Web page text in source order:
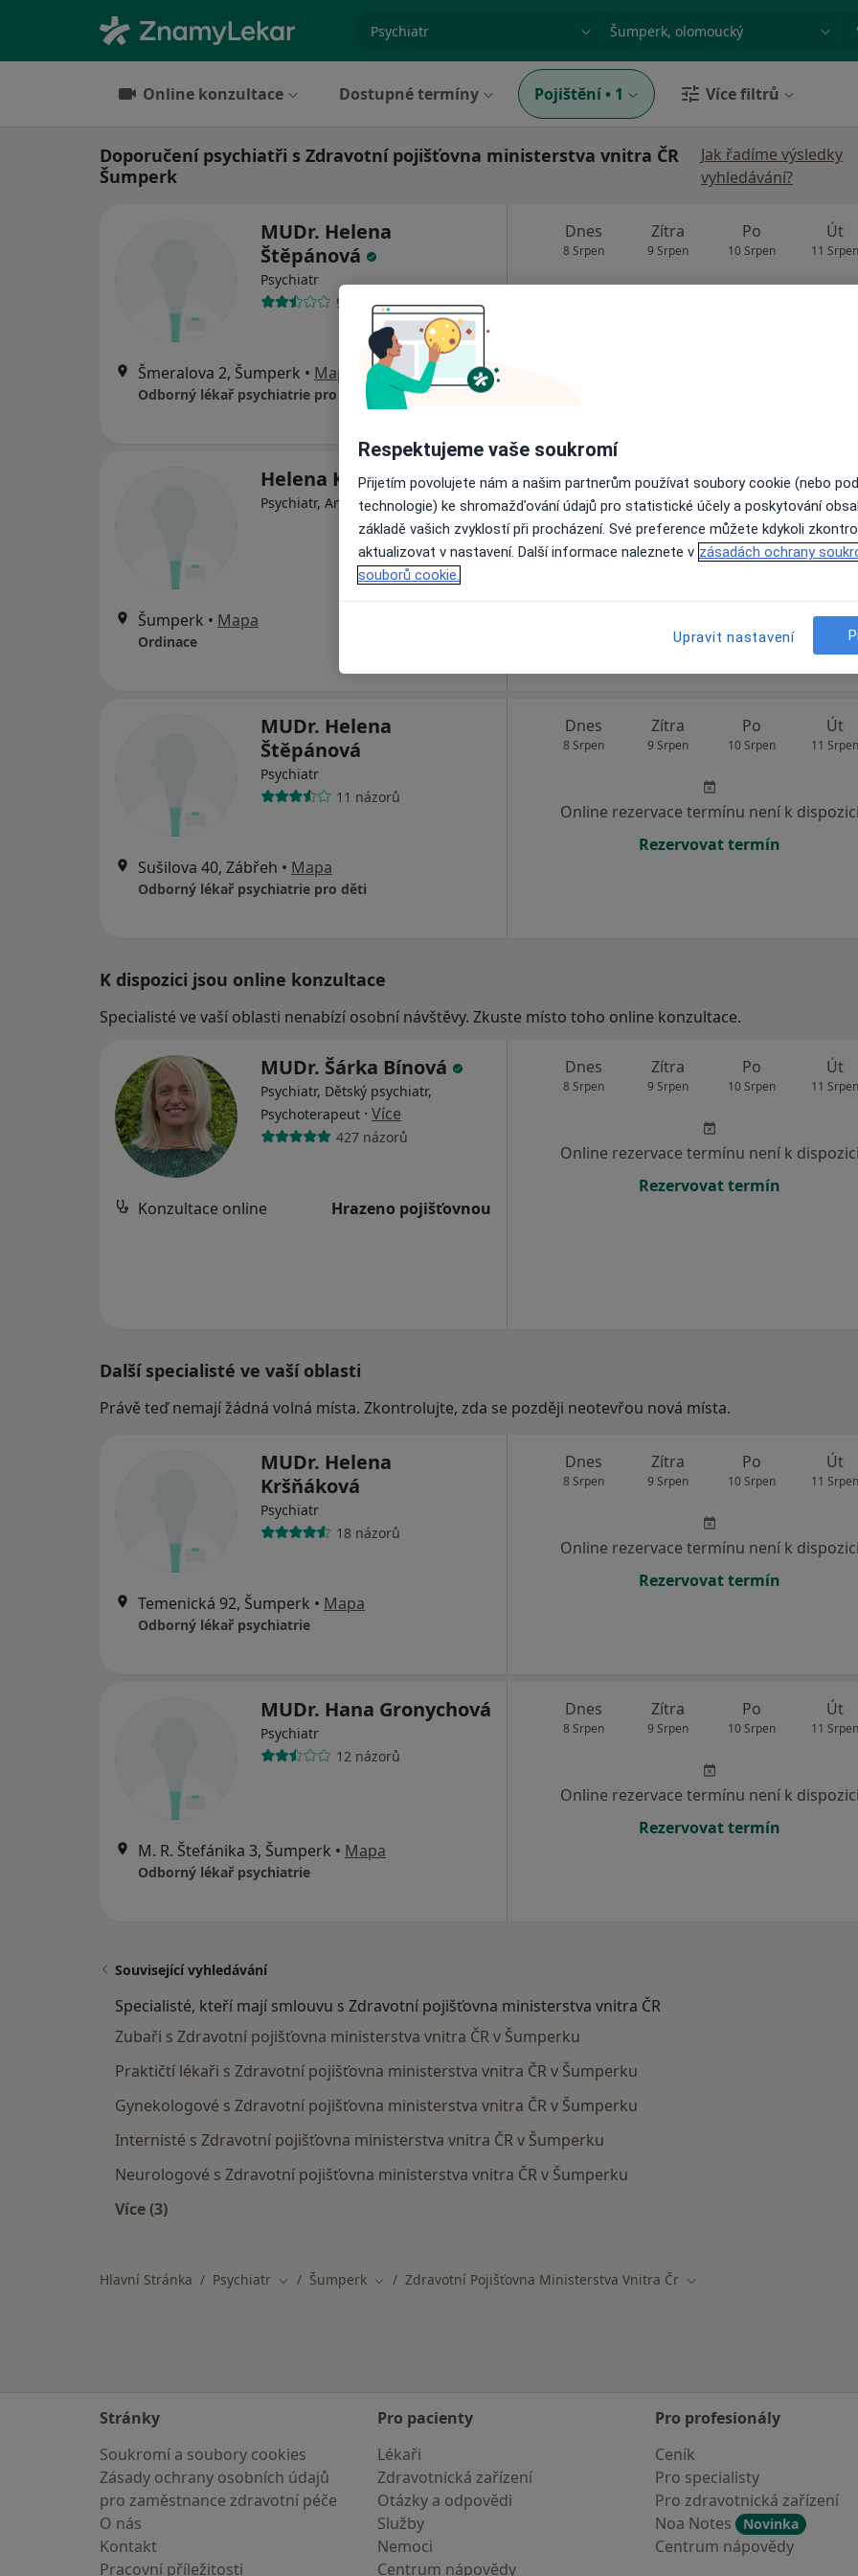
specializace, nemoc nebo příjmeníMěsto nebo region
Online konzultace Dostupné termíny Pojištění • 1 Více filtrů
Doporučení psychiatři s Zdravotní pojišťovna ministerstva vnitra ČR
Šumperk
Jak řadíme výsledky
vyhledávání?
MUDr. Helena
Štěpánová
Psychiatr
9 názorů
Šmeralova 2, Šumperk • Mapa
Odborný lékař psychiatrie pro děti
Dnes
8 Srpen
Zítra
9 Srpen
Po
10 Srpen
Út
11 Srpen
Helena Kršňáková
Psychiatr, Anesteziolog
Šumperk • Mapa
Ordinace
Dnes
8 Srpen
Zítra
9 Srpen
Po
10 Srpen
Út
11 Srpen
Online rezervace termínu není k
MUDr. Helena
Štěpánová
Psychiatr
11 názorů
Sušilova 40, Zábřeh • Mapa
Odborný lékař psychiatrie pro děti
Dnes
8 Srpen
Zítra
9 Srpen
Po
10 Srpen
Út
11 Srpen
Online rezervace termínu není k dispozici
Rezervovat termín
K dispozici jsou online konzultace
Specialisté ve vaší oblasti nenabízí osobní návštěvy. Zkuste místo toho online konzultace.
MUDr. Šárka Bínová
Psychiatr, Dětský psychiatr,
Psychoterapeut · Více
427 názorů
Konzultace online Hrazeno pojišťovnou
Dnes
8 Srpen
Zítra
9 Srpen
Po
10 Srpen
Út
11 Srpen
Online rezervace termínu není k dispozici
Rezervovat termín
Další specialisté ve vaší oblasti
Právě teď nemají žádná volná místa. Zkontrolujte, zda se později neotevřou nová místa.
MUDr. Helena
Kršňáková
Psychiatr
18 názorů
Temenická 92, Šumperk • Mapa
Odborný lékař psychiatrie
Dnes
8 Srpen
Zítra
9 Srpen
Po
10 Srpen
Út
11 Srpen
Online rezervace termínu není k dispozici
Rezervovat termín
MUDr. Hana Gronychová
Psychiatr
12 názorů
M. R. Štefánika 3, Šumperk • Mapa
Odborný lékař psychiatrie
Dnes
8 Srpen
Zítra
9 Srpen
Po
10 Srpen
Út
11 Srpen
Online rezervace termínu není k dispozici
Rezervovat termín
Související vyhledávání
Specialisté, kteří mají smlouvu s Zdravotní pojišťovna ministerstva vnitra ČR
Zubaři s Zdravotní pojišťovna ministerstva vnitra ČR v Šumperku
Praktičtí lékaři s Zdravotní pojišťovna ministerstva vnitra ČR v Šumperku
Gynekologové s Zdravotní pojišťovna ministerstva vnitra ČR v Šumperku
Internisté s Zdravotní pojišťovna ministerstva vnitra ČR v Šumperku
Neurologové s Zdravotní pojišťovna ministerstva vnitra ČR v Šumperku
Více (3)
Hlavní Stránka Psychiatr Změna města
Šumperk Změna města
Zdravotní Pojišťovna Ministerstva Vnitra Čr Změna města
Stránky
Soukromí a soubory cookies
Zásady ochrany osobních údajů
pro zaměstnance zdravotní péče
O nás
Kontakt
Pracovní příležitosti
Pro pacienty
Lékaři
Zdravotnická zařízení
Otázky a odpovědi
Služby
Nemoci
Centrum nápovědy
Pro profesionály
Ceník
Pro specialisty
Pro zdravotnická zařízení
Noa Notes
Novinka
Centrum nápovědy
Respektujeme vaše soukromí
Přijetím povolujete nám a našim partnerům používat soubory cookie (nebo
technologie) ke shromažďování údajů pro statistické účely a poskytování
základě vašich zvyklostí při procházení. Své preference můžete kdykoli
aktualizovat v nastavení. Další informace naleznete v zásadách ochrany
souborů cookie.
Upravit nastavení